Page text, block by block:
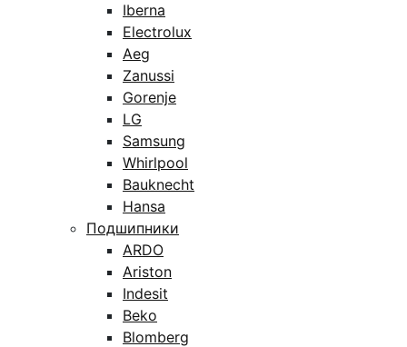
Iberna
Electrolux
Aeg
Zanussi
Gorenje
LG
Samsung
Whirlpool
Bauknecht
Hansa
Подшипники
ARDO
Ariston
Indesit
Beko
Blomberg